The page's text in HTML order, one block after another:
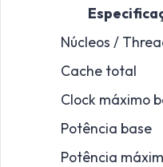
Núcleos /
Cache total
Clock máximo
Potência base
Potência